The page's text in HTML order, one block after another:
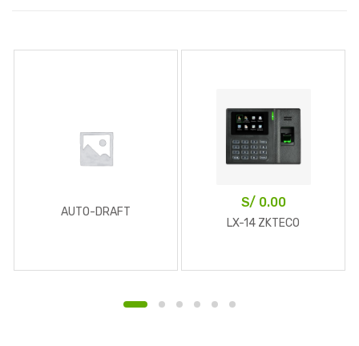
AUTO-DRAFT
S/ 0.00
LX-14 ZKTECO